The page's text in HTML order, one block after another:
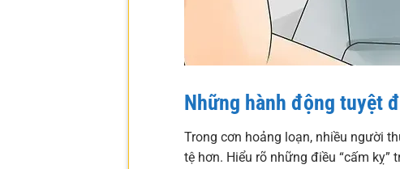
Những hành động tuyệt
Trong cơn hoảng loạn, nhiều người
tệ hơn. Hiểu rõ những điều “cấm kỵ”